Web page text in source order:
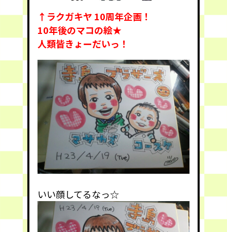
↑ラクガキヤ 10周年企画！
10年後のマコの絵★
人類皆きょーだいっ！
いい顔してるなっ☆